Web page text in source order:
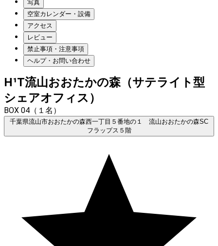
写真
空室カレンダー・設備
アクセス
レビュー
禁止事項・注意事項
ヘルプ・お問い合わせ
H¹T流山おおたかの森（サテライト型
シェアオフィス）
BOX 04（１名）
千葉県流山市おおたかの森西一丁目５番地の１ 流山おおたかの森SC
フラップス５階